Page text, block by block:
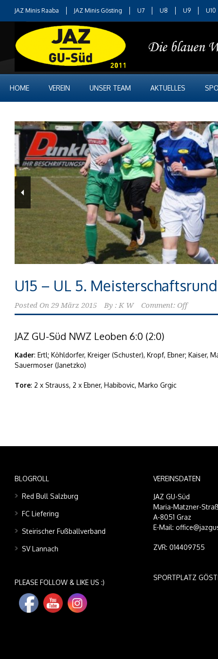
JAZ Minis Raaba JAZ Minis Gösting U7 U8 U9 U10
HOME VEREIN UNSER TEAM AKTUELLES
U15 – UL 5.
Posted On 29 März 2015 By : K W Comment: Off
JAZ GU-Süd NWZ Leoben 6:0 (2:0)
Kader: Ertl; Köhldorfer, Kreiger (Schuster), Kropf, Ebner; Kaiser,
Sauermoser (Janetzko)
Tore: 2 x Strauss, 2 x Ebner, Habibovic, Marko Grgic
BLOGROLL
Red Bull Salzburg
FC Liefering
Steirischer Fußballverband
SV Lannach
PLEASE FOLLOW & LIKE US :)
VEREINSDATEN
JAZ GU-Süd
Maria-Matzner-
A-8051 Graz
E-Mail:
ZVR: 014409755
SPORTPLATZ